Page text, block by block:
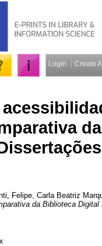
Login Create
Felipe, Carla Beatriz
da Biblioteca